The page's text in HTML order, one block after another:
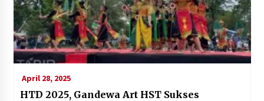
April 28, 2025
HTD 2025, Gandewa Art HST Sukses